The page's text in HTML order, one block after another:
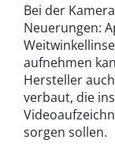
Bei der
Neuerungen:
aufnehmen
Hersteller
verbaut, die
sorgen sollen.